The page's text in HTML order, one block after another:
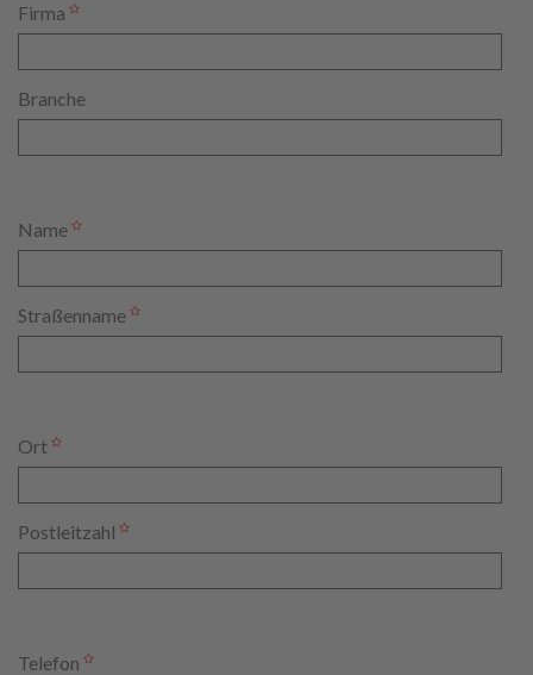
Firma
Branche
Name
Straßenname
Ort
Postleitzahl
Telefon